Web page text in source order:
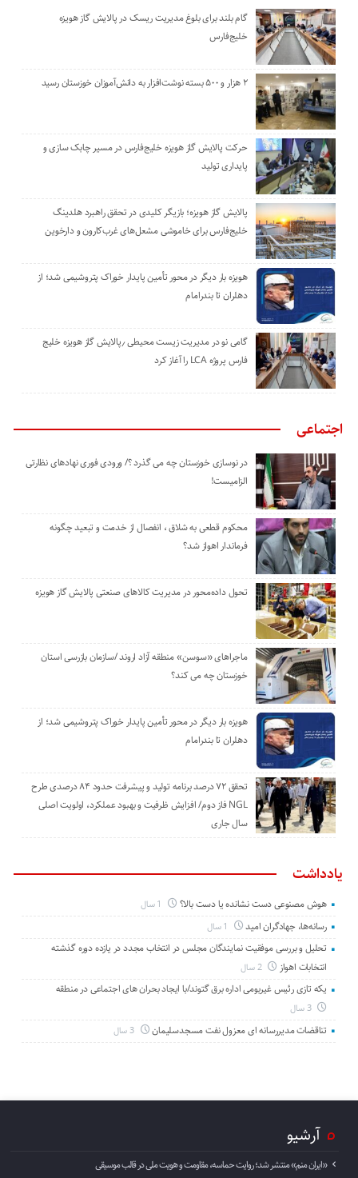
گام بلند برای بلوغ مدیریت ریسک در پالایش گاز هویزه
خلیج‌فارس
۲ هزار و ۵۰۰ بسته نوشت‌افزار به دانش‌آموزان خوزستان رسید
حرکت پالایش گاز هویزه خلیج‌فارس در مسیر چابک سازی و
پایداری تولید
پالایش گاز هویزه؛ بازیگر کلیدی در تحقق راهبرد هلدینگ
خلیج‌فارس برای خاموشی مشعل‌های غرب‌کارون و دارخوین
هویزه بار دیگر در محور تأمین پایدار خوراک پتروشیمی شد؛ از
دهلران تا بندرامام
گامی نو در مدیریت زیست ‌محیطی ٫پالایش گاز هویزه خلیج
‌فارس پروژه LCA را آغاز کرد
اجتماعی
در نوسازی خوزستان چه می گذرد ؟/ ورودی فوری نهادهای نظارتی
الزامیست!
محکوم قطعی به شلاق ، انفصال از خدمت و تبعید چگونه
فرماندار اهواز شد؟
تحول داده‌محور در مدیریت کالاهای صنعتی پالایش گاز هویزه
ماجراهای «سوسن» منطقه آزاد اروند /سازمان بازرسی استان
خوزستان چه می کند؟
هویزه بار دیگر در محور تأمین پایدار خوراک پتروشیمی شد؛ از
دهلران تا بندرامام
تحقق ۷۲ درصد برنامه تولید و پیشرفت حدود ۸۴ درصدی طرح
NGL فاز دوم/ افزایش ظرفیت و بهبود عملکرد، اولویت اصلی
سال جاری
یادداشت
هوش مصنوعی دست نشانده یا دست بالا؟
رسانه‌ها، جهادگران امید
تحلیل و بررسی موفقیت نمایندگان مجلس در انتخاب مجدد در یازده دوره گذشته
انتخابات اهواز
2 سال
یکه تازی رئیس غیربومی اداره برق گتوند/با ایجاد بحران های اجتماعی در منطقه
3 سال
تناقضات مدیررسانه ای معزول نفت مسجدسلیمان 3 سال
آرشیو
«ایران منم» منتشر شد؛ روایت حماسه، مقاومت و هویت ملی در قالب موسیقی